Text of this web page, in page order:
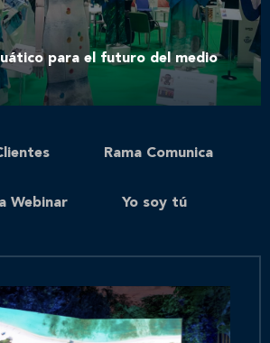
para el futuro del medio
Rama Comunica
Webinar Yo soy tú